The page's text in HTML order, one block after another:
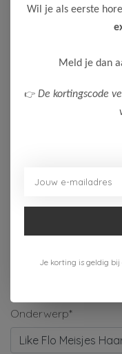
Whatsapp. We
Neem
Onderwerp*
Wil je als eerste
Meld je dan
👉 De kortingscode
Je korting is geldig